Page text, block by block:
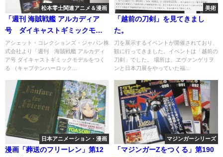
松本零士関連アニメ＆漫画
「週刊 海賊戦艦 アルカディア
号 ダイキャストギミックモデ
ルをつくる」第58号
アシェット・コレクションズ・ジャパン株
式会社より「週刊 海賊戦艦 アルカディ
ア号 ダイキャストギミックモデルをつく
る （キャプテンハーロック...
美術
「越前の刀剣」を見てきまし
た。
刀を展示するイベントが開催されており、
観に行ってきました。イベントは「越前の
刀剣」でした。 場所は、ヱヴァンゲリヲ
ンと日本刀展をやっていた福...
日本アニメーション・漫画
漫画「葬送のフリーレン」第12
マジンガーシリーズ
「マジンガーZをつくる」第190